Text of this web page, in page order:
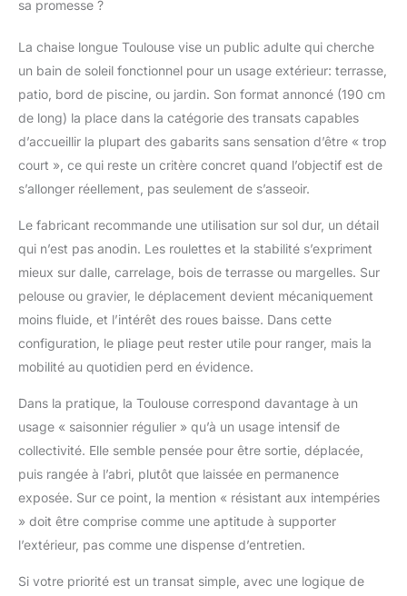
env. 190 x 70 x 56 cm,
en position allongée:
env. 175 x 53 x 38 cm.
Poids de l'article: env.
charge: max. 110 kg
Transat pliable avec
roulettes pour
pour le camping ou les
vacances à la plage ou
même à la maison dans
le jardin, sur la terrasse
ou sur le balcon
Contenu de la livraison:
1 x chaise longue
Toulouse
sa promesse ?
La chaise longue Toulouse vise un public adulte qui cherche
un bain de soleil fonctionnel pour un usage extérieur: terrasse,
patio, bord de piscine, ou jardin. Son format annoncé (190 cm
de long) la place dans la catégorie des transats capables
d’accueillir la plupart des gabarits sans sensation d’être « trop
court », ce qui reste un critère concret quand l’objectif est de
s’allonger réellement, pas seulement de s’asseoir.
Le fabricant recommande une utilisation sur sol dur, un détail
qui n’est pas anodin. Les roulettes et la stabilité s’expriment
mieux sur dalle, carrelage, bois de terrasse ou margelles. Sur
pelouse ou gravier, le déplacement devient mécaniquement
moins fluide, et l’intérêt des roues baisse. Dans cette
configuration, le pliage peut rester utile pour ranger, mais la
mobilité au quotidien perd en évidence.
Dans la pratique, la Toulouse correspond davantage à un
usage « saisonnier régulier » qu’à un usage intensif de
collectivité. Elle semble pensée pour être sortie, déplacée,
puis rangée à l’abri, plutôt que laissée en permanence
exposée. Sur ce point, la mention « résistant aux intempéries
» doit être comprise comme une aptitude à supporter
l’extérieur, pas comme une dispense d’entretien.
Si votre priorité est un transat simple, avec une logique de